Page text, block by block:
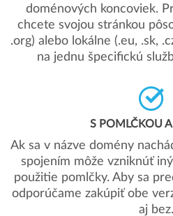
doménových koncoviek.
chcete svojou stránkou
.org) alebo lokálne (.eu, .sk,
na jednu špecifickú
S POMLČKOU
Ak sa v názve domény
spojením môže vzniknúť
použitie pomlčky. Aby sa
odporúčame zakúpiť obe
aj bez.